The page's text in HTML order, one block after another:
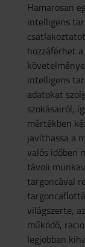
Hamarosan
intelligens
hozzáférhet
intelligens
adatokat
szokásairól,
mértékben
javíthassa a
valós időben
távoli
targoncával
világszerte,
működő,
legjobban